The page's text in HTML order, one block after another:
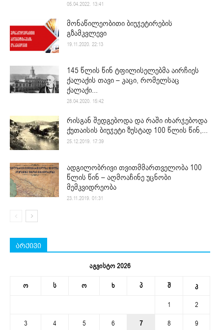
05.04.2022. 13:41
მონაწილეობითი ბიუჯეტირების
გზამკვლევი
19.11.2020. 22:13
145 წლის წინ ტფილისელებმა აირჩიეს
ქალაქის თავი – კაცი, რომელსაც
ქალაქი...
28.04.2020. 15:42
რისგან შედგებოდა და რაში იხარჯებოდა
ქუთაისის ბიუჯეტი ზუსტად 100 წლის წინ,...
25.12.2019. 17:39
ადგილობრივი თვითმმართველობა 100
წლის წინ – აღმოაჩინე უცნობი
მემკვიდრეობა
23.11.2019. 01:31
არქივი
აგვისტო 2026
ო ს ო ხ პ შ კ
1
2
3
4 5 6 7 8
9